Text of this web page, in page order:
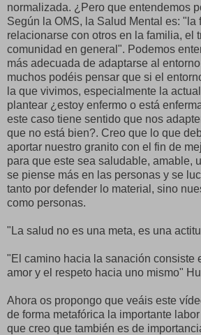
normalizada. ¿Pero que entendemos
Según la OMS, la Salud Mental es: "la
relacionarse con otros en la familia, el
comunidad en general". Podemos
más adecuada de adaptarse al
muchos podéis pensar que si el
la que vivimos, especialmente la
plantear ¿estoy enfermo o está
este caso tiene sentido que nos
que no está bien?. Creo que lo que
aportar nuestro granito con el fin de
para que este sea saludable, amable,
se piense más en las personas y se
tanto por defender lo material, sino
como personas.
"La salud no es una meta, es una
"El camino hacia la sanación consiste
amor y el respeto hacia uno mismo"
Ahora os propongo que veáis este
de forma metafórica la importante
que creo que también es de